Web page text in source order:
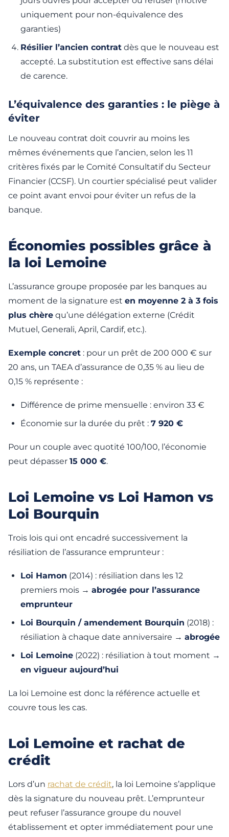
uniquement pour non-équivalence des
garanties)
Résilier l’ancien contrat dès que le nouveau est
accepté. La substitution est effective sans délai
de carence.
L’équivalence des garanties : le piège à
éviter
Le nouveau contrat doit couvrir au moins les
mêmes événements que l’ancien, selon les 11
critères fixés par le Comité Consultatif du Secteur
Financier (CCSF). Un courtier spécialisé peut valider
ce point avant envoi pour éviter un refus de la
banque.
Économies possibles grâce à
la loi Lemoine
L’assurance groupe proposée par les banques au
moment de la signature est en moyenne 2 à 3 fois
plus chère qu’une délégation externe (Crédit
Mutuel, Generali, April, Cardif, etc.).
Exemple concret : pour un prêt de 200 000 € sur
20 ans, un TAEA d’assurance de 0,35 % au lieu de
0,15 % représente :
Différence de prime mensuelle : environ 33 €
Économie sur la durée du prêt : 7 920 €
Pour un couple avec quotité 100/100, l’économie
peut dépasser 15 000 €.
Loi Lemoine vs Loi Hamon vs
Loi Bourquin
Trois lois qui ont encadré successivement la
résiliation de l’assurance emprunteur :
Loi Hamon (2014) : résiliation dans les 12
premiers mois → abrogée pour l’assurance
emprunteur
Loi Bourquin / amendement Bourquin (2018) :
résiliation à chaque date anniversaire → abrogée
Loi Lemoine (2022) : résiliation à tout moment →
en vigueur aujourd’hui
La loi Lemoine est donc la référence actuelle et
couvre tous les cas.
Loi Lemoine et rachat de
crédit
Lors d’un rachat de crédit, la loi Lemoine s’applique
dès la signature du nouveau prêt. L’emprunteur
peut refuser l’assurance groupe du nouvel
établissement et opter immédiatement pour une